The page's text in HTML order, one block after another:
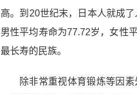
高。到20世纪末，日本人就成
男性平均寿命为77.72岁，女性
最长寿的民族。
除非常重视体育锻炼等因